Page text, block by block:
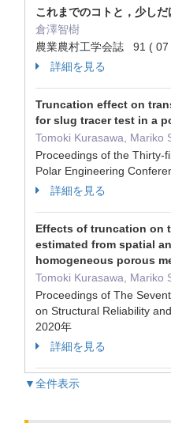
これまでのコトと，少し
倉澤智樹
農業農村工学会誌 91 (
詳細を見る
Truncation effect on
for slug tracer test in a
Tomoki Kurasawa, Mariko
Proceedings of the Thirty-
Polar Engineering
詳細を見る
Effects of truncation on
estimated from spatial
homogeneous porous
Tomoki Kurasawa, Mariko
Proceedings of The
on Structural Reliability
2020年
詳細を見る
▼全件表示